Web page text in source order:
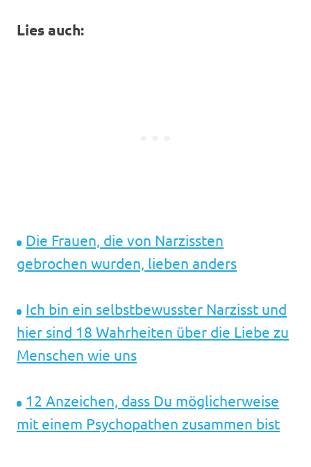
Lies auch:
Die Frauen, die von Narzissten
gebrochen wurden, lieben anders
Ich bin ein selbstbewusster Narzisst und
hier sind 18 Wahrheiten über die Liebe zu
Menschen wie uns
12 Anzeichen, dass Du möglicherweise
mit einem Psychopathen zusammen bist